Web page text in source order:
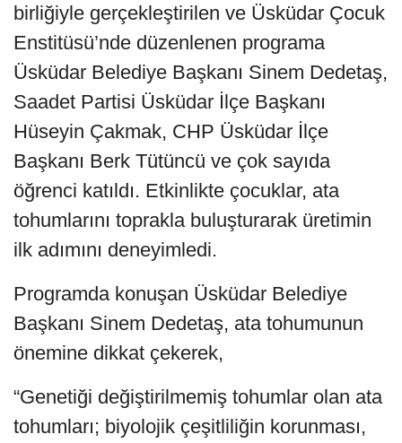
birliğiyle gerçekleştirilen ve Üsküdar Çocuk
Enstitüsü’nde düzenlenen programa
Üsküdar Belediye Başkanı Sinem Dedetaş,
Saadet Partisi Üsküdar İlçe Başkanı
Hüseyin Çakmak, CHP Üsküdar İlçe
Başkanı Berk Tütüncü ve çok sayıda
öğrenci katıldı. Etkinlikte çocuklar, ata
tohumlarını toprakla buluşturarak üretimin
ilk adımını deneyimledi.
Programda konuşan Üsküdar Belediye
Başkanı Sinem Dedetaş, ata tohumunun
önemine dikkat çekerek,
“Genetiği değiştirilmemiş tohumlar olan ata
tohumları; biyolojik çeşitliliğin korunması,